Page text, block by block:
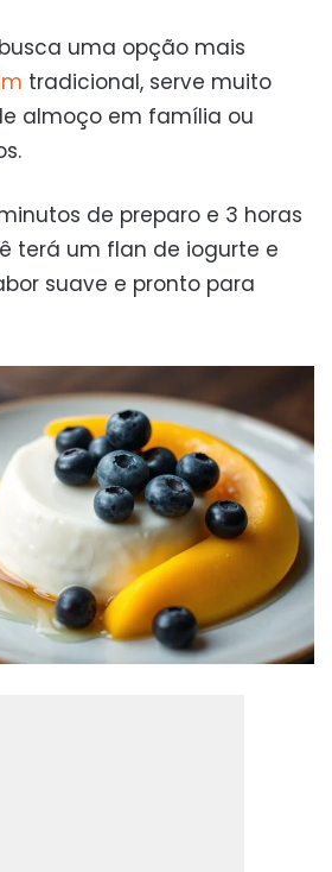
uma opção mais
tradicional, serve muito
almoço em família ou
de preparo e 3 horas
terá um flan de iogurte e
suave e pronto para